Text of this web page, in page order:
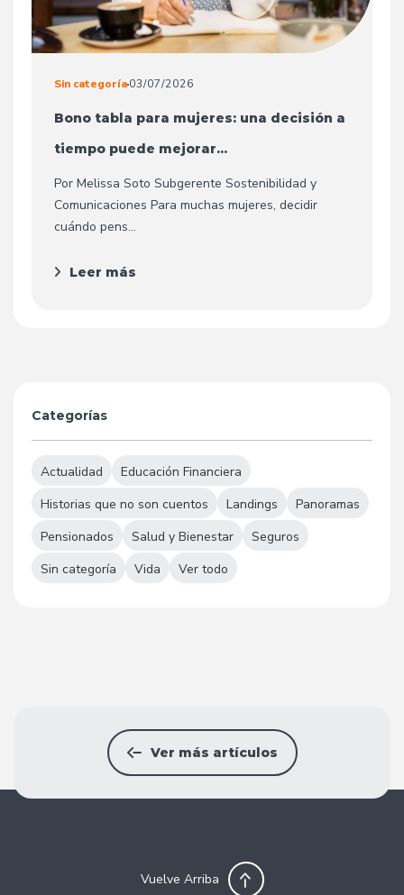
Sin categoría03/07/2026
Bono tabla para mujeres: una decisión a
tiempo puede mejorar...
Por Melissa Soto Subgerente Sostenibilidad y
Comunicaciones Para muchas mujeres, decidir
cuándo pens...
Leer más
Categorías
Actualidad
Educación Financiera
Historias que no son cuentos
Landings
Panoramas
Pensionados
Salud y Bienestar
Seguros
Sin categoría
Vida Ver todo
Ver más artículos
Vuelve Arriba